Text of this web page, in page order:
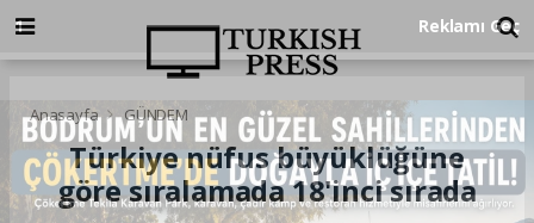
Anasayfa GÜNDEM
Türkiye nüfus büyüklüğüne
göre sıralamada 18'inci sırada